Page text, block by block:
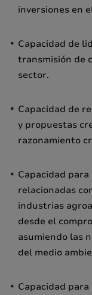
inversiones en
Capacidad de
transmisión de
sector.
Capacidad de
y propuestas
razonamiento
Capacidad
relacionadas
industrias
desde el
asumiendo las
del medio
Capacidad